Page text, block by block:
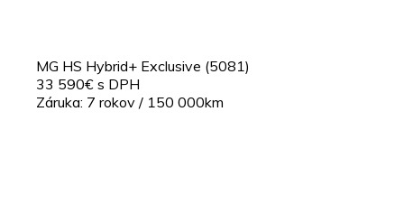
MG HS Hybrid+ Exclusive (5081)
33 590€ s DPH
Záruka: 7 rokov / 150 000km